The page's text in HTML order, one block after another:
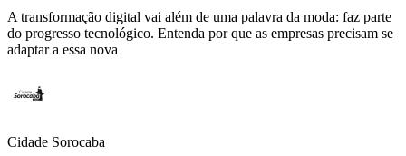
A transformação digital vai além de uma palavra da moda: faz parte
do progresso tecnológico. Entenda por que as empresas precisam se
adaptar a essa nova
Cidade Sorocaba